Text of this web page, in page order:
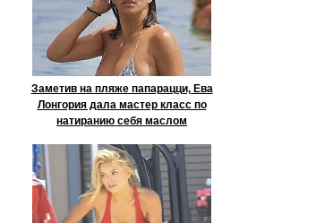
Заметив на пляже папарацци, Ева
Лонгория дала мастер класс по
натиранию себя маслом